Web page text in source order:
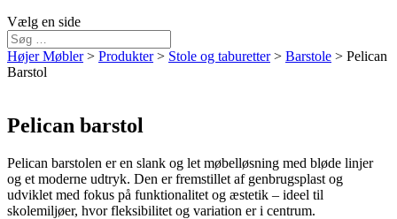
Vælg en side
Højer Møbler> Produkter> Stole og taburetter> Barstole > Pelican
Barstol
Pelican barstol
Pelican barstolen er en slank og let møbel­løsning med bløde linjer
og et moderne udtryk. Den er fremstillet af genbrugsplast og
udviklet med fokus på funktionalitet og æstetik – ideel til
skolemiljøer, hvor fleksibilitet og variation er i centrum.